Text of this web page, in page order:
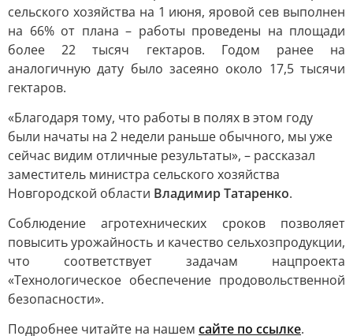
сельского хозяйства на 1 июня, яровой сев выполнен
на 66% от плана – работы проведены на площади
более 22 тысяч гектаров. Годом ранее на
аналогичную дату было засеяно около 17,5 тысячи
гектаров.
«Благодаря тому, что работы в полях в этом году
были начаты на 2 недели раньше обычного, мы уже
сейчас видим отличные результаты», – рассказал
заместитель министра сельского хозяйства
Новгородской области Владимир Татаренко.
Соблюдение агротехнических сроков позволяет
повысить урожайность и качество сельхозпродукции,
что соответствует задачам нацпроекта
«Технологическое обеспечение продовольственной
безопасности».
Подробнее читайте на нашем сайте по ссылке.